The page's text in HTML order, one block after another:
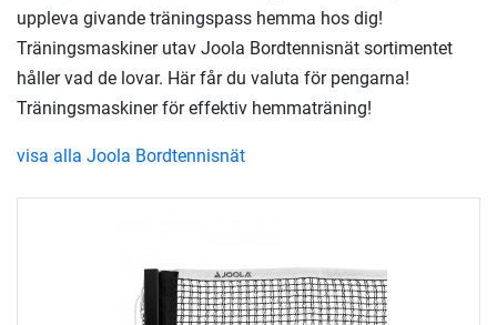
uppleva givande träningspass hemma hos dig!
Träningsmaskiner utav Joola Bordtennisnät sortimentet
håller vad de lovar. Här får du valuta för pengarna!
Träningsmaskiner för effektiv hemmaträning!
visa alla Joola Bordtennisnät